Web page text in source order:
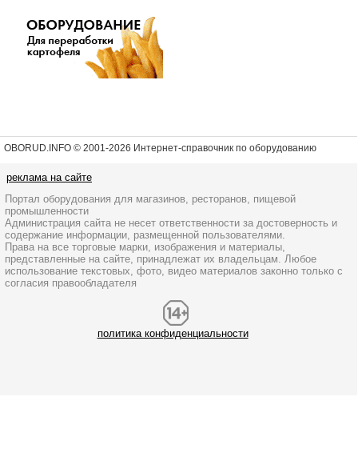
OBORUD.INFO © 2001-2026 Интернет-справочник по оборудованию
реклама на сайте
Портал оборудования для магазинов, ресторанов, пищевой
промышленности
Администрация сайта не несет ответственности за достоверность и
содержание информации, размещенной пользователями.
Права на все торговые марки, изображения и материалы,
представленные на сайте, принадлежат их владельцам. Любое
использование текстовых, фото, видео материалов законно только с
согласия правообладателя
политика конфиденциальности